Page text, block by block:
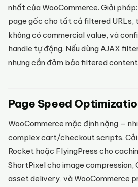
nhất của WooCommerce. Giải
page gốc cho tất cả filtered URLs,
không có commercial value, và
handle tự động. Nếu dùng AJAX
nhưng cần đảm bảo filtered
Page Speed
WooCommerce mặc định nặng —
complex cart/checkout scripts.
Rocket hoặc FlyingPress cho
ShortPixel cho image
asset delivery, và WooCommerce